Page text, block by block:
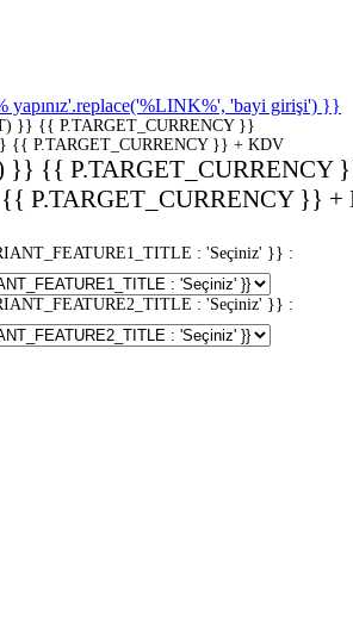
'bayi girişi') }}
}} {{ P.TARGET_CURRENCY }}
{{ P.TARGET_CURRENCY }} + KDV
}} {{ P.TARGET_CURRENCY
{{ P.TARGET_CURRENCY }} +
: 'Seçiniz' }} :
: 'Seçiniz' }} :